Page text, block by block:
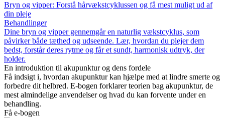
Bryn og vipper: Forstå hårvækstcyklussen og få mest muligt ud af
din pleje
Behandlinger
Dine bryn og vipper gennemgår en naturlig vækstcyklus, som
påvirker både tæthed og udseende. Lær, hvordan du plejer dem
bedst, forstår deres rytme og får et sundt, harmonisk udtryk, der
holder.
En introduktion til akupunktur og dens fordele
Få indsigt i, hvordan akupunktur kan hjælpe med at lindre smerte og
forbedre dit helbred. E-bogen forklarer teorien bag akupunktur, de
mest almindelige anvendelser og hvad du kan forvente under en
behandling.
Få e-bogen